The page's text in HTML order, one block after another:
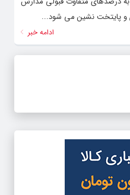
و پایتخت نشین می شود...
ادامه خبر